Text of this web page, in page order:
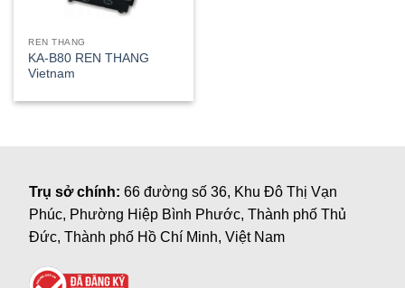
REN THANG
KA-B80 REN THANG
Vietnam
Trụ sở chính:66 đường số 36, Khu Đô Thị Vạn
Phúc, Phường Hiệp Bình Phước, Thành phố Thủ
Đức, Thành phố Hồ Chí Minh, Việt Nam